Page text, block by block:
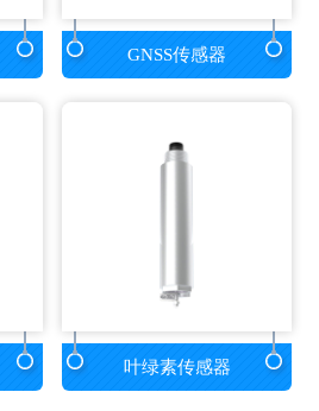
GNSS传感器
叶绿素传感器